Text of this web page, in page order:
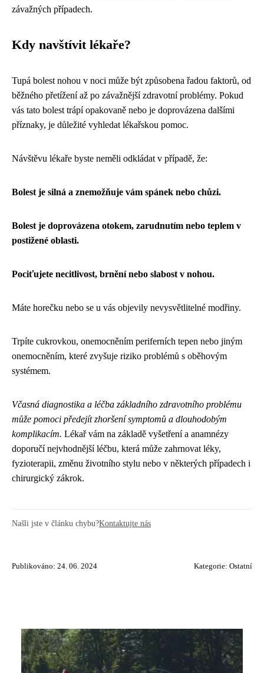
závažných případech.
Kdy navštívit lékaře?
Tupá bolest nohou v noci může být způsobena řadou faktorů, od
běžného přetížení až po závažnější zdravotní problémy. Pokud
vás tato bolest trápí opakovaně nebo je doprovázena dalšími
příznaky, je důležité vyhledat lékařskou pomoc.
Návštěvu lékaře byste neměli odkládat v případě, že:
Bolest je silná a znemožňuje vám spánek nebo chůzi.
Bolest je doprovázena otokem, zarudnutím nebo teplem v
postižené oblasti.
Pociťujete necitlivost, brnění nebo slabost v nohou.
Máte horečku nebo se u vás objevily nevysvětlitelné modřiny.
Trpíte cukrovkou, onemocněním periferních tepen nebo jiným
onemocněním, které zvyšuje riziko problémů s oběhovým
systémem.
Včasná diagnostika a léčba základního zdravotního problému
může pomoci předejít zhoršení symptomů a dlouhodobým
komplikacím. Lékař vám na základě vyšetření a anamnézy
doporučí nejvhodnější léčbu, která může zahrnovat léky,
fyzioterapii, změnu životního stylu nebo v některých případech i
chirurgický zákrok.
Našli jste v článku chybu?Kontaktujte nás
Publikováno: 24. 06. 2024 Kategorie: Ostatní